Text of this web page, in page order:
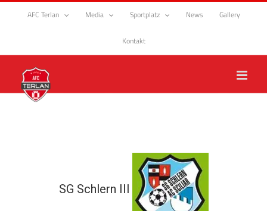
Zum
AFC Terlan Media Sportplatz News Gallery
Kontakt
SG Schlern III